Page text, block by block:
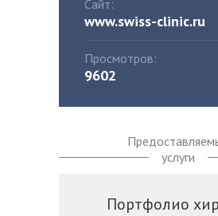
Сайт:
www.swiss-clinic.ru
Просмотров:
9602
услуги
Портфолио